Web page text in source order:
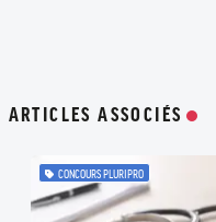
ARTICLES ASSOCIÉS
CONCOURS PLURIPRO